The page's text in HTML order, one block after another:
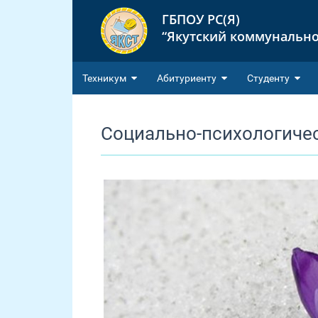
ГБПОУ РС(Я)
“Якутский
Техникум Абитуриенту Студенту
Социально-